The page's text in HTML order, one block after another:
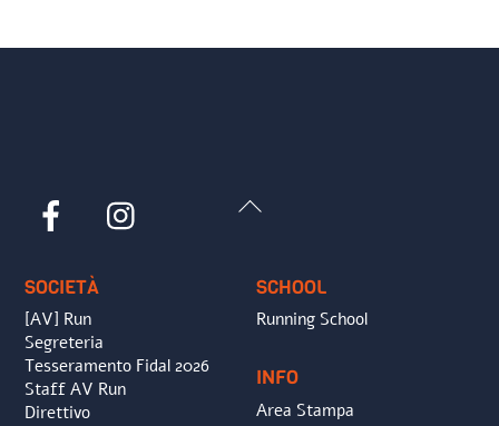
Back
Facebook
SOCIETÀ
[AV] Run
Segreteria
Tesseramento Fidal 2026
Staff AV Run
Direttivo
SCHOOL
Running School
INFO
Area Stampa